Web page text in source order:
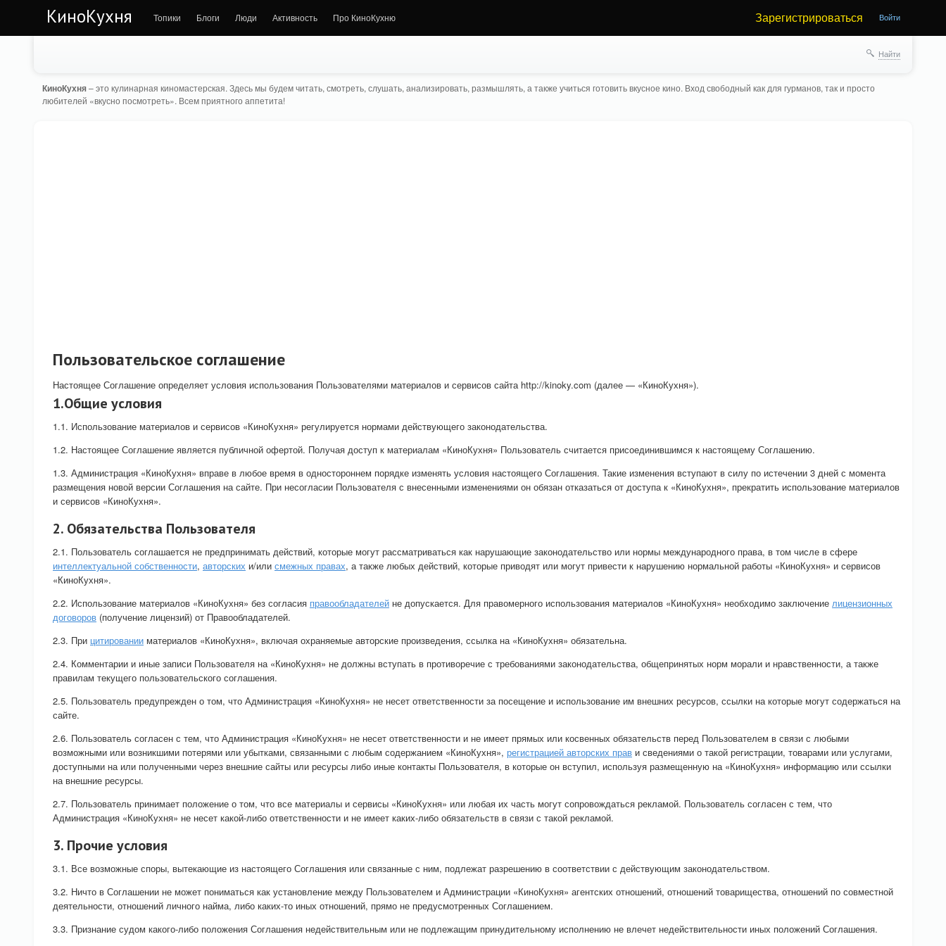
КиноКухня Топики Блоги Люди Активность Про КиноКухню Зарегистрироваться Войти
Найти
КиноКухня– это кулинарная киномастерская. Здесь мы будем читать, смотреть, слушать, анализировать, размышлять, а также учиться готовить вкусное кино. Вход свободный как для гурманов, так и просто
любителей «вкусно посмотреть». Всем приятного аппетита!
Пользовательское соглашение
Настоящее Соглашение определяет условия использования Пользователями материалов и сервисов сайта http://kinoky.com (далее — «КиноКухня»).
1.Общие условия
1.1. Использование материалов и сервисов «КиноКухня» регулируется нормами действующего законодательства.
1.2. Настоящее Соглашение является публичной офертой. Получая доступ к материалам «КиноКухня» Пользователь считается присоединившимся к настоящему Соглашению.
1.3. Администрация «КиноКухня» вправе в любое время в одностороннем порядке изменять условия настоящего Соглашения. Такие изменения вступают в силу по истечении 3 дней с момента
размещения новой версии Соглашения на сайте. При несогласии Пользователя с внесенными изменениями он обязан отказаться от доступа к «КиноКухня», прекратить использование материалов
и сервисов «КиноКухня».
2. Обязательства Пользователя
2.1. Пользователь соглашается не предпринимать действий, которые могут рассматриваться как нарушающие законодательство или нормы международного права, в том числе в сфере
интеллектуальной собственности, авторских и/или смежных правах, а также любых действий, которые приводят или могут привести к нарушению нормальной работы «КиноКухня» и сервисов
«КиноКухня».
2.2. Использование материалов «КиноКухня» без согласия правообладателей не допускается. Для правомерного использования материалов «КиноКухня» необходимо заключение лицензионных
договоров (получение лицензий) от Правообладателей.
2.3. При цитировании материалов «КиноКухня», включая охраняемые авторские произведения, ссылка на «КиноКухня» обязательна.
2.4. Комментарии и иные записи Пользователя на «КиноКухня» не должны вступать в противоречие с требованиями законодательства, общепринятых норм морали и нравственности, а также
правилам текущего пользовательского соглашения.
2.5. Пользователь предупрежден о том, что Администрация «КиноКухня» не несет ответственности за посещение и использование им внешних ресурсов, ссылки на которые могут содержаться на
сайте.
2.6. Пользователь согласен с тем, что Администрация «КиноКухня» не несет ответственности и не имеет прямых или косвенных обязательств перед Пользователем в связи с любыми
возможными или возникшими потерями или убытками, связанными с любым содержанием «КиноКухня», регистрацией авторских прав и сведениями о такой регистрации, товарами или услугами,
доступными на или полученными через внешние сайты или ресурсы либо иные контакты Пользователя, в которые он вступил, используя размещенную на «КиноКухня» информацию или ссылки
на внешние ресурсы.
2.7. Пользователь принимает положение о том, что все материалы и сервисы «КиноКухня» или любая их часть могут сопровождаться рекламой. Пользователь согласен с тем, что
Администрация «КиноКухня» не несет какой-либо ответственности и не имеет каких-либо обязательств в связи с такой рекламой.
3. Прочие условия
3.1. Все возможные споры, вытекающие из настоящего Соглашения или связанные с ним, подлежат разрешению в соответствии с действующим законодательством.
3.2. Ничто в Соглашении не может пониматься как установление между Пользователем и Администрации «КиноКухня» агентских отношений, отношений товарищества, отношений по совместной
деятельности, отношений личного найма, либо каких-то иных отношений, прямо не предусмотренных Соглашением.
3.3. Признание судом какого-либо положения Соглашения недействительным или не подлежащим принудительному исполнению не влечет недействительности иных положений Соглашения.